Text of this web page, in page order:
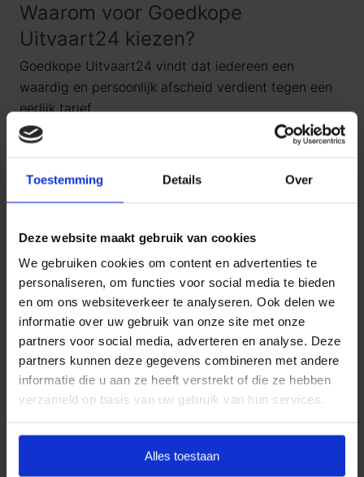
Toestemming Details Over
Deze website maakt gebruik van cookies
We gebruiken cookies om content en advertenties te
personaliseren, om functies voor social media te bieden
en om ons websiteverkeer te analyseren. Ook delen we
informatie over uw gebruik van onze site met onze
partners voor social media, adverteren en analyse. Deze
partners kunnen deze gegevens combineren met andere
informatie die u aan ze heeft verstrekt of die ze hebben
verzameld op basis van uw gebruik van hun services.
Alles toestaan
Waarom voor Goedkope
Uitvaart24 kiezen?
Goedkope Uitvaart24 vindt dat iedereen een
waardig en persoonlijk afscheid verdient tegen een
eerlijk tarief.
Daarom kiezen wij ervoor standaard te werken met
jarenlange ervaring bieden wij uitvaartpakketten die
aansluiten bij de meest voorkomende
en de daarbij behorende (eerlijke) prijzen. U betaalt
op deze manier alleen voor datgene wat u wilt
afnemen en wat past binnen uw budget. Indien u dit
wenst, kunt u deze pakketten uitbreiden.
Door met vaste uitvaartpakketten te werken, kan
Goedkope Uitvaart24 u een goed verzorgde en
waardige crematie in Binnenmaas tegen een eerlijk
tarief garanderen.
ontvangen? Goedkope Uitvaart24 is 24 uur per dag